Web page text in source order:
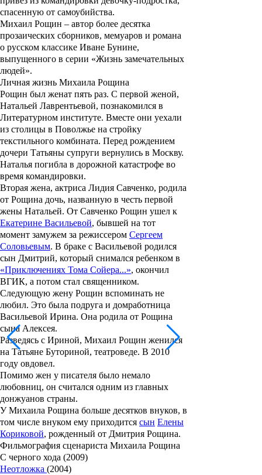
спасенную от самоубийства.
Михаил Рощин – автор более десятка
прозаических сборников, мемуаров и романа
о русском классике Иване Бунине,
выпущенного в серии «Жизнь замечательных
людей».
Личная жизнь Михаила Рощина
Рощин был женат пять раз. С первой женой,
Натальей Лаврентьевой, познакомился в
Литературном институте. Вместе они уехали
из столицы в Поволжье на стройку
текстильного комбината. Перед рождением
дочери Татьяны супруги вернулись в Москву.
Наталья погибла в дорожной катастрофе во
время командировки.
Вторая жена, актриса Лидия Савченко, родила
от Рощина дочь, названную в честь первой
жены Натальей. От Савченко Рощин ушел к
Екатерине Васильевой, бывшей на тот
момент замужем за режиссером Сергеем
Соловьевым. В браке с Васильевой родился
сын Дмитрий, который снимался ребенком в
«Приключениях Тома Сойера...», окончил
ВГИК, а потом стал священником.
Следующую жену Рощин вспоминать не
любил. Это была подруга и домработница
Васильевой Ирина. Она родила от Рощина
сына Алексея.
Разведясь с Ириной, Михаил Рощин женился
на Татьяне Буториной, театроведе. В 2010
году овдовел.
Помимо жен у писателя было немало
любовниц, он считался одним из главных
донжуанов страны.
У Михаила Рощина больше десятков внуков, в
том числе внуком ему приходится сын Елены
Кориковой, рожденный от Дмитрия Рощина.
Фильмография сценариста Михаила Рощина
С черного хода (2009)
Неотложка (2004)